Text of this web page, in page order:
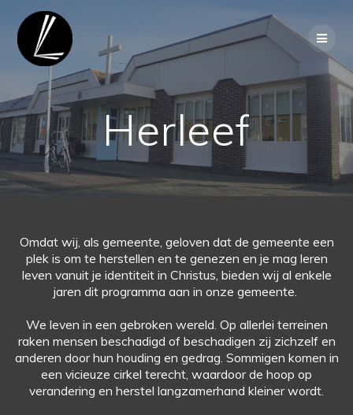
de
inhoud
Herleef
Omdat wij, als gemeente, geloven dat de gemeente een
plek is om te herstellen en te genezen en je mag leren
leven vanuit je identiteit in Christus, bieden wij al enkele
jaren dit programma aan in onze gemeente.
We leven in een gebroken wereld. Op allerlei terreinen
raken mensen beschadigd of beschadigen zij zichzelf en
anderen door hun houding en gedrag. Sommigen komen in
een vicieuze cirkel terecht, waardoor de hoop op
verandering en herstel langzamerhand kleiner wordt.